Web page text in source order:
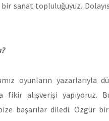
sanat topluluğuyuz.
oyunların yazarlarıyla
fikir alışverişi yapıyoruz.
başarılar diledi. Özgür